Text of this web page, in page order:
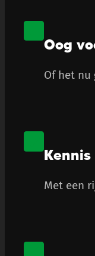
Oog
Of het
Met een